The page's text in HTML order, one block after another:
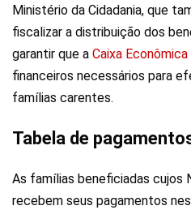
Ministério da Cidadania, que
fiscalizar a distribuição dos
garantir que a Caixa Econômica
financeiros necessários para
famílias carentes.
Tabela de
As famílias beneficiadas cujos
recebem seus pagamentos